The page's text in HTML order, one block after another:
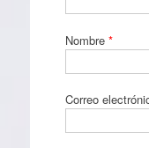
Nombre *
Correo